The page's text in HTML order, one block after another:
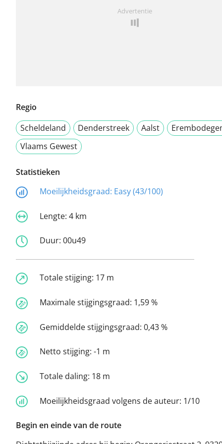
Advertentie
Regio
Scheldeland
Denderstreek Aalst
Vlaams Gewest
Statistieken
Moeilijkheidsgraad: Easy (43/100)
Lengte: 4 km
Duur: 00u49
Totale stijging: 17 m
Maximale stijgingsgraad: 1,59 %
Gemiddelde stijgingsgraad: 0,43 %
Netto stijging: -1 m
Totale daling: 18 m
Moeilijkheidsgraad volgens de auteur: 1/10
Begin en einde van de route